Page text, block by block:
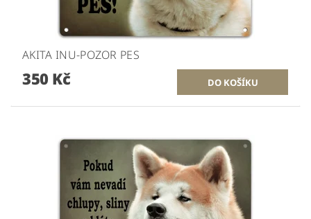
AKITA INU-POZOR PES
350 Kč